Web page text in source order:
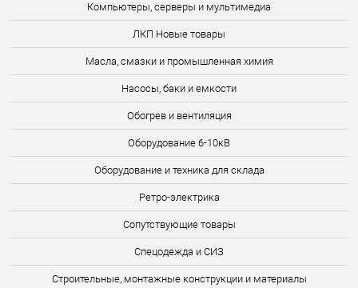
Компьютеры, серверы и мультимедиа
ЛКП Новые товары
Масла, смазки и промышленная химия
Насосы, баки и емкости
Обогрев и вентиляция
Оборудование 6-10кВ
Оборудование и техника для склада
Ретро-электрика
Сопутствующие товары
Спецодежда и СИЗ
Строительные, монтажные конструкции и материалы